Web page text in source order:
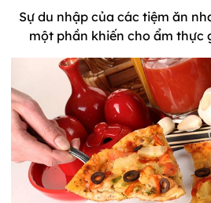
Sự du nhập của các tiệm ăn
một phần khiến cho ẩm thực